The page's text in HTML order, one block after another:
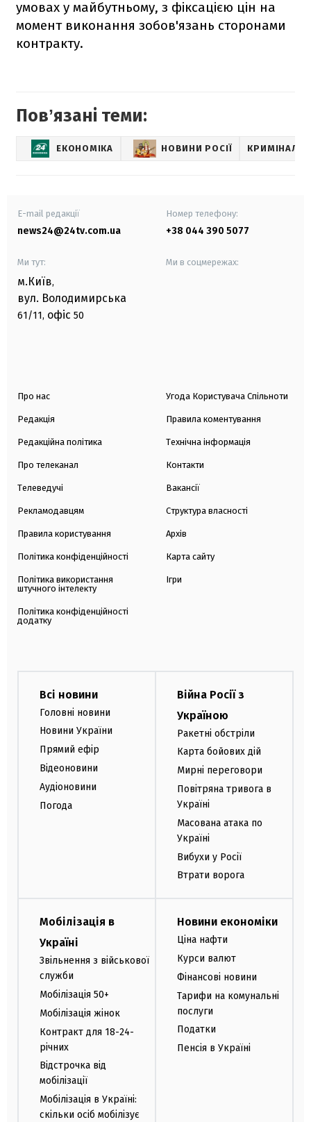
умовах у майбутньому, з фіксацією цін на
момент виконання зобов'язань сторонами
контракту.
Повʼязані теми:
ЕКОНОМІКА НОВИНИ РОСІЇ
E-mail редакції
news24@24tv.com.ua
Номер телефону:
+38 044 390 5077
Ми тут:
м.Київ,
вул. Володимирська
61/11, офіс 50
Ми в соцмережах:
Про нас
Редакція
Редакційна політика
Про телеканал
Телеведучі
Рекламодавцям
Правила користування
Політика конфіденційності
Політика використання
штучного інтелекту
Політика конфіденційності
додатку
Угода Користувача Спільноти
Правила коментування
Технічна інформація
Контакти
Вакансії
Структура власності
Архів
Карта сайту
Ігри
Всі новини
Головні новини
Новини України
Прямий ефір
Відеоновини
Аудіоновини
Погода
Війна Росії з
Україною
Ракетні обстріли
Карта бойових дій
Мирні переговори
Повітряна тривога в
Україні
Масована атака по
Україні
Вибухи у Росії
Втрати ворога
Мобілізація в
Україні
Звільнення з військової
служби
Мобілізація 50+
Мобілізація жінок
Контракт для 18-24-
річних
Відстрочка від
мобілізації
Мобілізація в Україні:
скільки осіб мобілізує
Новини економіки
Ціна нафти
Курси валют
Фінансові новини
Тарифи на комунальні
послуги
Податки
Пенсія в Україні